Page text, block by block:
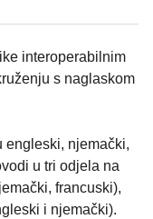
interoperabilnim
s naglaskom
engleski, njemački,
u tri odjela na
francuski),
i njemački).